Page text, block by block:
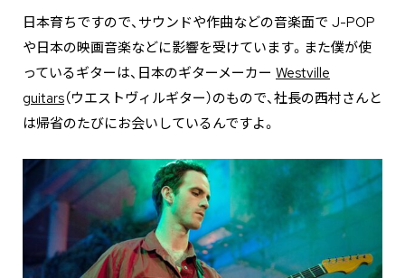
日本育ちですので、サウンドや作曲などの音楽面で J-POP
や日本の映画音楽などに影響を受けています。また僕が使
っているギターは、日本のギターメーカー Westville
guitars（ウエストヴィルギター）のもので、社長の西村さんと
は帰省のたびにお会いしているんですよ。